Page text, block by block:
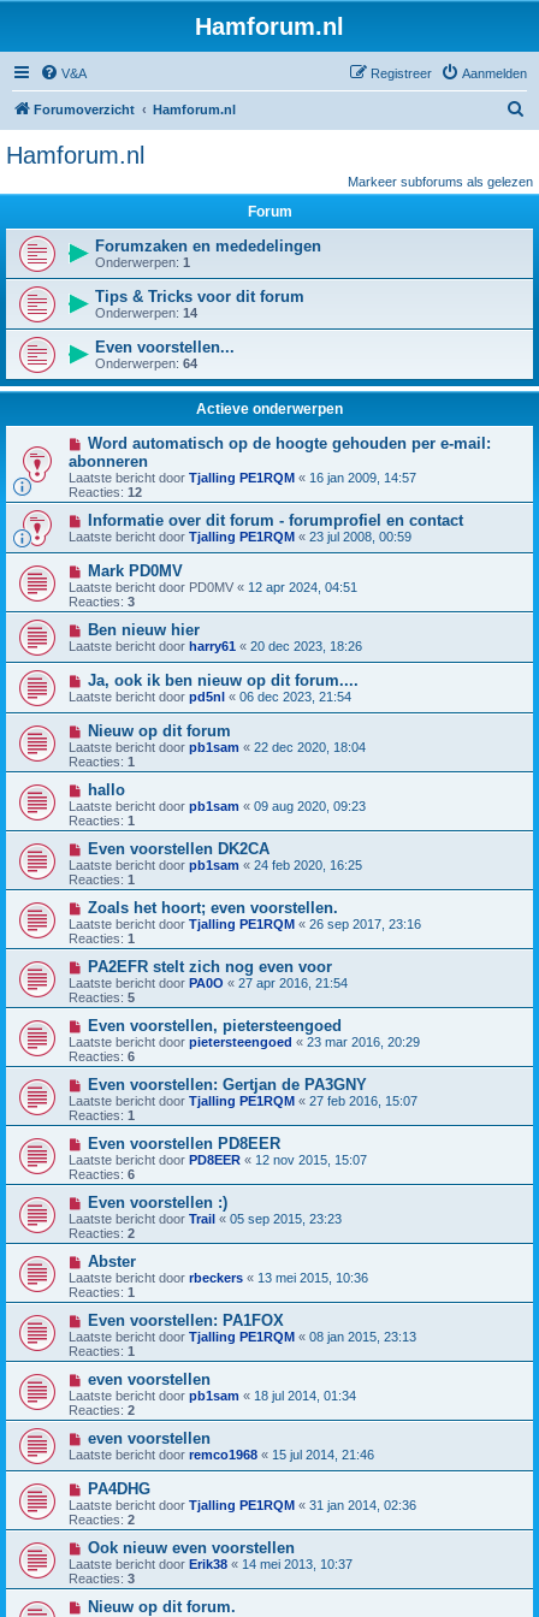
Hamforum.nl
V&A Aanmelden
Registreer
Forumoverzicht Hamforum.nl
k
Hamforum.nl
Markeer subforums als gelezen
Forum
Forumzaken en mededelingen
Onderwerpen: 1
Tips & Tricks voor dit forum
Onderwerpen: 14
Even voorstellen...
Onderwerpen: 64
Actieve onderwerpen
Word automatisch op de hoogte gehouden per e-mail:
abonneren
Laatste bericht door Tjalling PE1RQM « 16 jan 2009, 14:57
Reacties: 12
Informatie over dit forum - forumprofiel en contact
Laatste bericht door Tjalling PE1RQM « 23 jul 2008, 00:59
Mark PD0MV
Laatste bericht door PD0MV « 12 apr 2024, 04:51
Reacties: 3
Ben nieuw hier
Laatste bericht door harry61 « 20 dec 2023, 18:26
Ja, ook ik ben nieuw op dit forum....
Laatste bericht door pd5nl « 06 dec 2023, 21:54
Nieuw op dit forum
Laatste bericht door pb1sam « 22 dec 2020, 18:04
Reacties: 1
hallo
Laatste bericht door pb1sam « 09 aug 2020, 09:23
Reacties: 1
Even voorstellen DK2CA
Laatste bericht door pb1sam « 24 feb 2020, 16:25
Reacties: 1
Zoals het hoort; even voorstellen.
Laatste bericht door Tjalling PE1RQM « 26 sep 2017, 23:16
Reacties: 1
PA2EFR stelt zich nog even voor
Laatste bericht door PA0O « 27 apr 2016, 21:54
Reacties: 5
Even voorstellen, pietersteengoed
Laatste bericht door pietersteengoed « 23 mar 2016, 20:29
Reacties: 6
Even voorstellen: Gertjan de PA3GNY
Laatste bericht door Tjalling PE1RQM « 27 feb 2016, 15:07
Reacties: 1
Even voorstellen PD8EER
Laatste bericht door PD8EER « 12 nov 2015, 15:07
Reacties: 6
Even voorstellen :)
Laatste bericht door Trail « 05 sep 2015, 23:23
Reacties: 2
Abster
Laatste bericht door rbeckers « 13 mei 2015, 10:36
Reacties: 1
Even voorstellen: PA1FOX
Laatste bericht door Tjalling PE1RQM « 08 jan 2015, 23:13
Reacties: 1
even voorstellen
Laatste bericht door pb1sam « 18 jul 2014, 01:34
Reacties: 2
even voorstellen
Laatste bericht door remco1968 « 15 jul 2014, 21:46
PA4DHG
Laatste bericht door Tjalling PE1RQM « 31 jan 2014, 02:36
Reacties: 2
Ook nieuw even voorstellen
Laatste bericht door Erik38 « 14 mei 2013, 10:37
Reacties: 3
Nieuw op dit forum.